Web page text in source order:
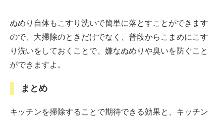
ぬめり自体もこすり洗いで簡単に落とすことができます
ので、大掃除のときだけでなく、普段からこまめにこす
り洗いをしておくことで、嫌なぬめりや臭いを防ぐこと
ができますよ。
まとめ
キッチンを掃除することで期待できる効果と、キッチン